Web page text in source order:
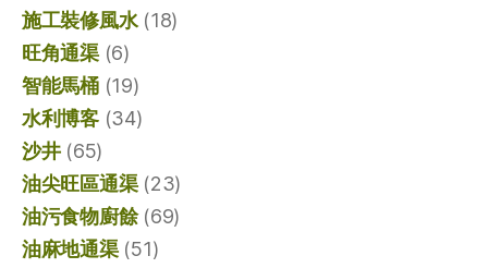
施工裝修風水(18)
旺角通渠(6)
智能馬桶(19)
水利博客(34)
沙井(65)
油尖旺區通渠(23)
油污食物廚餘(69)
油麻地通渠(51)